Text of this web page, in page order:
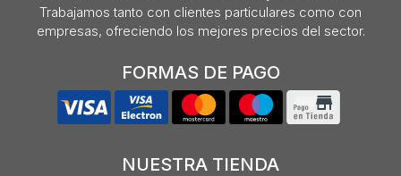
Trabajamos tanto con clientes particulares como con
empresas, ofreciendo los mejores precios del sector.
FORMAS DE PAGO
NUESTRA TIENDA